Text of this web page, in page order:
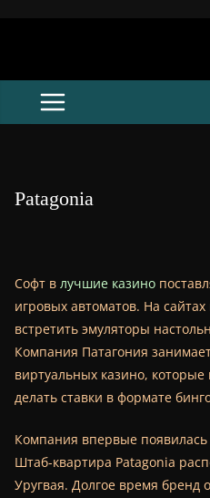
Patagonia
Софт в лучшие казино
игровых автоматов. На
встретить эмуляторы
Компания Патагония
виртуальных казино,
делать ставки в формате
Компания впервые
Штаб-квартира Patagonia
Уругвая. Долгое время бренд